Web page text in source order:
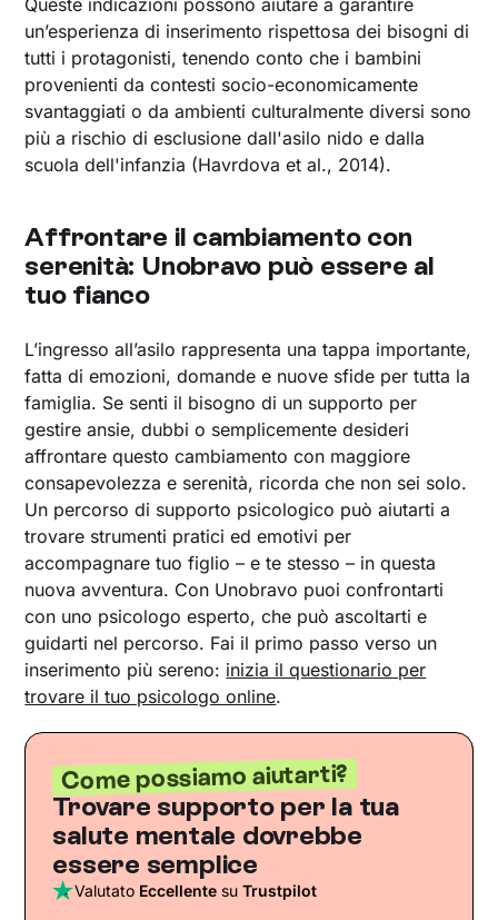
un’esperienza di inserimento rispettosa dei bisogni di
tutti i protagonisti, tenendo conto che i bambini
provenienti da contesti socio-economicamente
svantaggiati o da ambienti culturalmente diversi sono
più a rischio di esclusione dall'asilo nido e dalla
scuola dell'infanzia (Havrdova et al., 2014).
Affrontare il cambiamento con
serenità: Unobravo può essere al
tuo fianco
L’ingresso all’asilo rappresenta una tappa importante,
fatta di emozioni, domande e nuove sfide per tutta la
famiglia. Se senti il bisogno di un supporto per
gestire ansie, dubbi o semplicemente desideri
affrontare questo cambiamento con maggiore
consapevolezza e serenità, ricorda che non sei solo.
Un percorso di supporto psicologico può aiutarti a
trovare strumenti pratici ed emotivi per
accompagnare tuo figlio – e te stesso – in questa
nuova avventura. Con Unobravo puoi confrontarti
con uno psicologo esperto, che può ascoltarti e
guidarti nel percorso. Fai il primo passo verso un
inserimento più sereno: inizia il questionario per
trovare il tuo psicologo online.
Come possiamo aiutarti?
Trovare supporto per la tua
salute mentale dovrebbe
essere semplice
Valutato Eccellente suTrustpilot